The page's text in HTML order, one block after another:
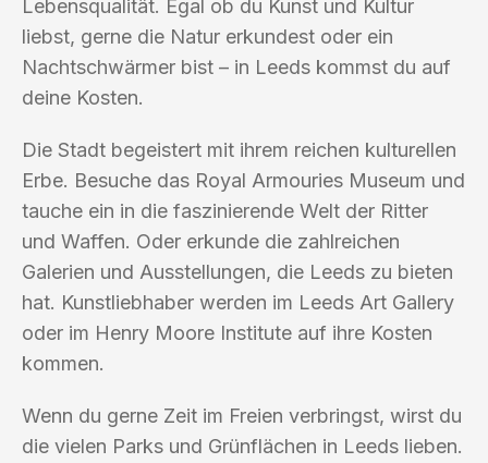
Lebensqualität. Egal ob du Kunst und Kultur
liebst, gerne die Natur erkundest oder ein
Nachtschwärmer bist – in Leeds kommst du auf
deine Kosten.
Die Stadt begeistert mit ihrem reichen kulturellen
Erbe. Besuche das Royal Armouries Museum und
tauche ein in die faszinierende Welt der Ritter
und Waffen. Oder erkunde die zahlreichen
Galerien und Ausstellungen, die Leeds zu bieten
hat. Kunstliebhaber werden im Leeds Art Gallery
oder im Henry Moore Institute auf ihre Kosten
kommen.
Wenn du gerne Zeit im Freien verbringst, wirst du
die vielen Parks und Grünflächen in Leeds lieben.